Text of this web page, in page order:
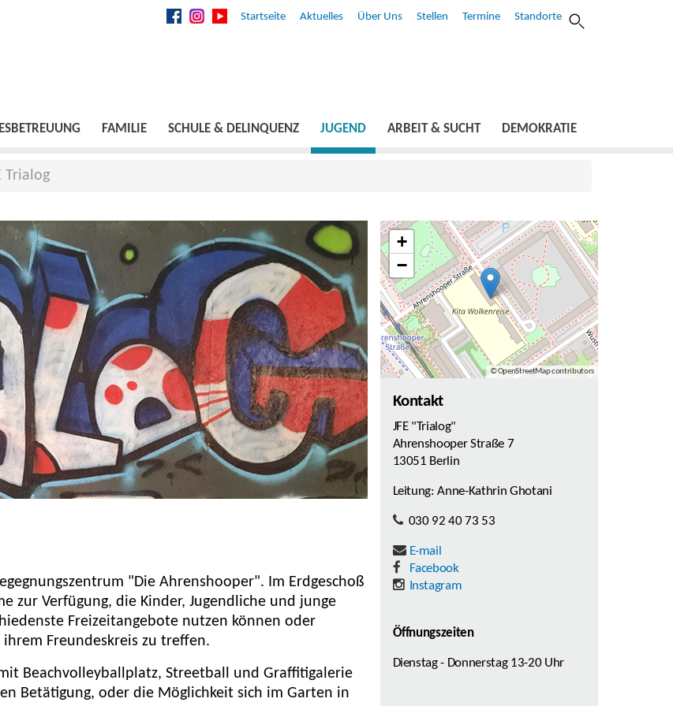
Startseite Aktuelles Über Uns Stellen Termine Standorte
FAMILIE SCHULE & DELINQUENZ JUGEND ARBEIT & SUCHT DEMOKRATIE
Trialog
"Die Ahrenshooper". Im Erdgeschoß
zur Verfügung, die Kinder, Jugendliche und junge
Freizeitangebote nutzen können oder
Freundeskreis zu treffen.
Beachvolleyballplatz, Streetball und Graffitigalerie
Betätigung, oder die Möglichkeit sich im Garten in
+
−
© OpenStreetMap contributors
Kontakt
JFE "Trialog"
Ahrenshooper Straße 7
13051 Berlin
Leitung: Anne-Kathrin Ghotani
030 92 40 73 53
E-mail
Facebook
Instagram
Öffnungszeiten
Dienstag - Donnerstag 13-20 Uhr